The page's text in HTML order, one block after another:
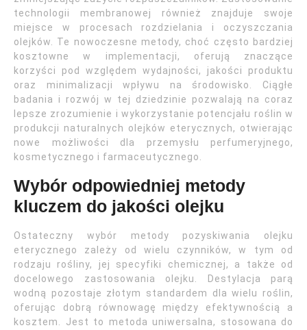
technologii membranowej również znajduje swoje
miejsce w procesach rozdzielania i oczyszczania
olejków. Te nowoczesne metody, choć często bardziej
kosztowne w implementacji, oferują znaczące
korzyści pod względem wydajności, jakości produktu
oraz minimalizacji wpływu na środowisko. Ciągłe
badania i rozwój w tej dziedzinie pozwalają na coraz
lepsze zrozumienie i wykorzystanie potencjału roślin w
produkcji naturalnych olejków eterycznych, otwierając
nowe możliwości dla przemysłu perfumeryjnego,
kosmetycznego i farmaceutycznego.
Wybór odpowiedniej metody
kluczem do jakości olejku
Ostateczny wybór metody pozyskiwania olejku
eterycznego zależy od wielu czynników, w tym od
rodzaju rośliny, jej specyfiki chemicznej, a także od
docelowego zastosowania olejku. Destylacja parą
wodną pozostaje złotym standardem dla wielu roślin,
oferując dobrą równowagę między efektywnością a
kosztem. Jest to metoda uniwersalna, stosowana do